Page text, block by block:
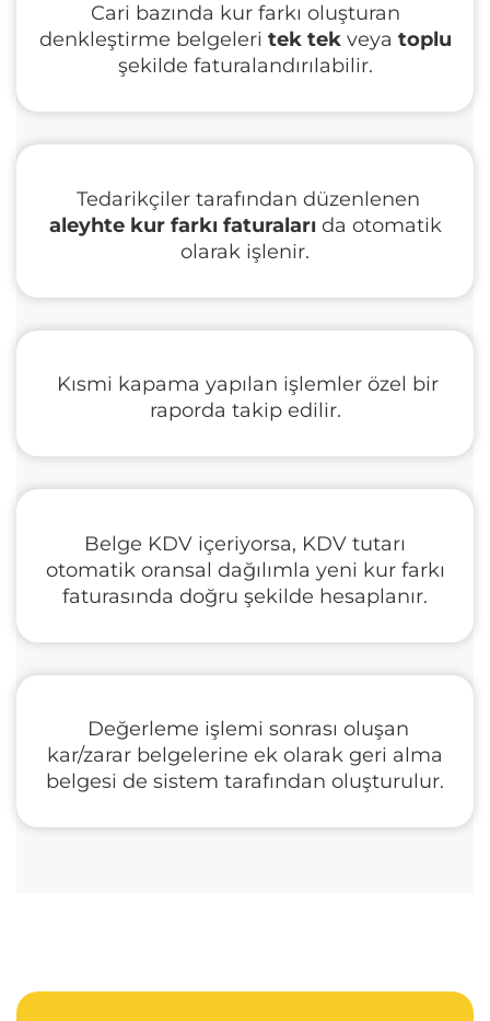
Cari bazında kur farkı oluşturan
denkleştirme belgeleri tek tekveya toplu
şekilde faturalandırılabilir.
Tedarikçiler tarafından düzenlenen
aleyhte kur farkı faturaları da otomatik
olarak işlenir.
Kısmi kapama yapılan işlemler özel bir
raporda takip edilir.
Belge KDV içeriyorsa, KDV tutarı
otomatik oransal dağılımla yeni kur farkı
faturasında doğru şekilde hesaplanır.
Değerleme işlemi sonrası oluşan
kar/zarar belgelerine ek olarak geri alma
belgesi de sistem tarafından oluşturulur.